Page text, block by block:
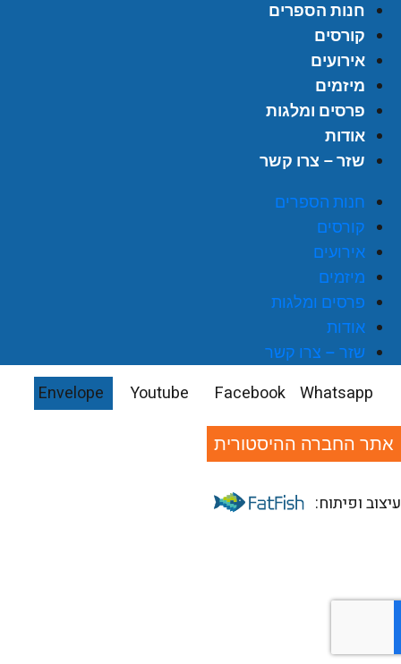
חנות הספרים
קורסים
אירועים
מיזמים
פרסים ומלגות
אודות
שזר – צרו קשר
חנות הספרים
קורסים
אירועים
מיזמים
פרסים ומלגות
אודות
שזר – צרו קשר
Envelope Youtube Facebook Whatsapp
אתר החברה ההיסטורית
ופיתוח: